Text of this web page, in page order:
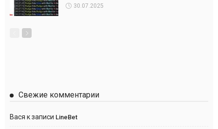
30.07.2025
Свежие комментарии
Вася к записи LineBet